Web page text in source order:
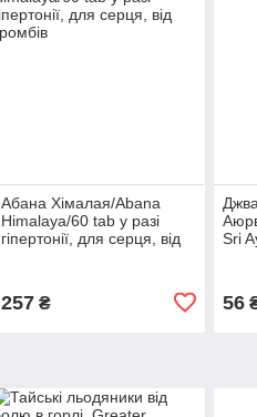
Абана Хімалая/Abana
Himalaya/60 tab у разі
гіпертонії, для серця, від
257₴
Sri
56